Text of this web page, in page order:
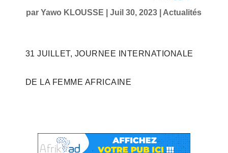
parYawo KLOUSSE |Juil 30, 2023 Actualités
31 JUILLET, JOURNEE INTERNATIONALE
DE LA FEMME AFRICAINE